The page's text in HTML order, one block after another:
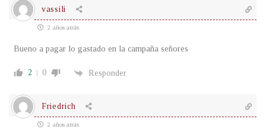
vassili
2 años atrás
Bueno a pagar lo gastado en la campaña señores
2 0 Responder
Friedrich
2 años atrás